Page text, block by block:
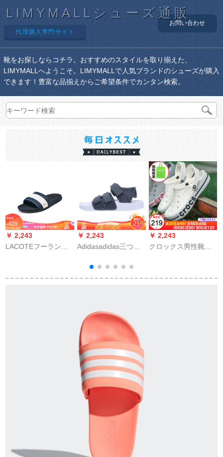
LIMYMALLシューズ通販
代理購入専門サイト
お問い合わせ
靴をお探しならコチラ。おすすめのスタイルを取り揃えた、
LIMYMALLへようこそ。LIMYMALLで人気ブランドのシューズが購入
できます！豊富な品揃えからご希望条件でカンタン検索。
￥ 2,243
LACOTEフーランス
マル女性靴
￥ 2,243
Adidasadidas三つ葉
靴夏新型スポーツカ
ジュアルビーチサン
2672 4
￥ 2,243
クロックス男性靴女
スケースケース